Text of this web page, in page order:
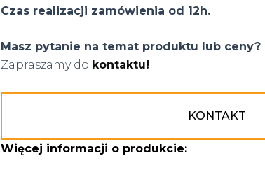
Czas realizacji zamówienia od 12h.
Masz pytanie na temat produktu lub ceny?
Zapraszamy do kontaktu!
KONTAKT
Więcej informacji o produkcie: